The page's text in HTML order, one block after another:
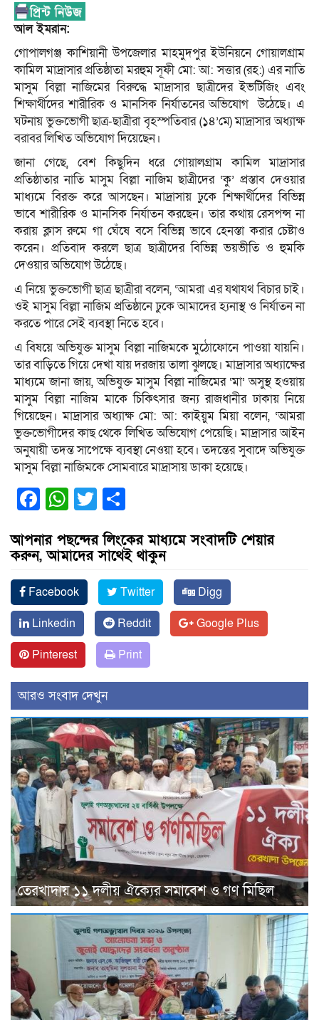
আল ইমরান:
গোপালগঞ্জ কাশিয়ানী উপজেলার মাহমুদপুর ইউনিয়নে গোয়ালগ্রাম
কামিল মাদ্রাসার প্রতিষ্ঠাতা মরহুম সূফী মো: আ: সত্তার (রহ:) এর নাতি
মাসুম বিল্লা নাজিমের বিরুদ্ধে মাদ্রাসার ছাত্রীদের ইভটিজিং এবং
শিক্ষার্থীদের শারীরিক ও মানসিক নির্যাতনের অভিযোগ উঠেছে। এ
ঘটনায় ভুক্তভোগী ছাত্র-ছাত্রীরা বৃহস্পতিবার (১৪’মে) মাদ্রাসার অধ্যাক্ষ
বরাবর লিখিত অভিযোগ দিয়েছেন।
জানা গেছে, বেশ কিছুদিন ধরে গোয়ালগ্রাম কামিল মাদ্রাসার
প্রতিষ্ঠাতার নাতি মাসুম বিল্লা নাজিম ছাত্রীদের ‘কু’ প্রস্তাব দেওয়ার
মাধ্যমে বিরক্ত করে আসছেন। মাদ্রাসায় ঢুকে শিক্ষার্থীদের বিভিন্ন
ভাবে শারীরিক ও মানসিক নির্যাতন করছেন। তার কথায় রেসপন্স না
করায় ক্লাস রুমে গা ঘেঁষে বসে বিভিন্ন ভাবে হেনস্তা করার চেষ্টাও
করেন। প্রতিবাদ করলে ছাত্র ছাত্রীদের বিভিন্ন ভয়ভীতি ও হুমকি
দেওয়ার অভিযোগ উঠেছে।
এ নিয়ে ভুক্তভোগী ছাত্র ছাত্রীরা বলেন, ‘আমরা এর যথাযথ বিচার চাই।
ওই মাসুম বিল্লা নাজিম প্রতিষ্ঠানে ঢুকে আমাদের হ্যনাস্থ ও নির্যাতন না
করতে পারে সেই ব্যবস্থা নিতে হবে।
এ বিষয়ে অভিযুক্ত মাসুম বিল্লা নাজিমকে মুঠোফোনে পাওয়া যায়নি।
তার বাড়িতে গিয়ে দেখা যায় দরজায় তালা ঝুলছে। মাদ্রাসার অধ্যাক্ষের
মাধ্যমে জানা জায়, অভিযুক্ত মাসুম বিল্লা নাজিমের ‘মা’ অসুস্থ হওয়ায়
মাসুম বিল্লা নাজিম মাকে চিকিৎসার জন্য রাজধানীর ঢাকায় নিয়ে
গিয়েছেন। মাদ্রাসার অধ্যাক্ষ মো: আ: কাইয়ুম মিয়া বলেন, ‘আমরা
ভুক্তভোগীদের কাছ থেকে লিখিত অভিযোগ পেয়েছি। মাদ্রাসার আইন
অনুযায়ী তদন্ত সাপেক্ষে ব্যবস্থা নেওয়া হবে। তদন্তের সুবাদে অভিযুক্ত
মাসুম বিল্লা নাজিমকে সোমবারে মাদ্রাসায় ডাকা হয়েছে।
Facebook
WhatsApp
Twitter
আপনার পছন্দের লিংকের মাধ্যমে সংবাদটি শেয়ার
করুন, আমাদের সাথেই থাকুন
Facebook Twitter
Digg
Linkedin
Reddit
Google Plus
Pinterest
Print
আরও সংবাদ দেখুন
তেরখাদায় ১১ দলীয় ঐক্যের সমাবেশ ও গণ মিছিল